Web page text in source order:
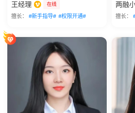
王经理 在线
擅长： #新手指导# #权限开通#
两融
擅长：